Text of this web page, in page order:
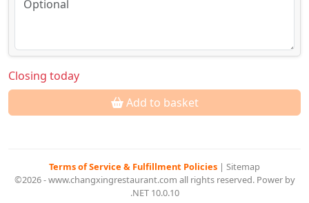
Closing today
Add to basket
Terms of Service & Fulfillment Policies | Sitemap
©2026 - www.changxingrestaurant.com all rights reserved. Power by
.NET 10.0.10